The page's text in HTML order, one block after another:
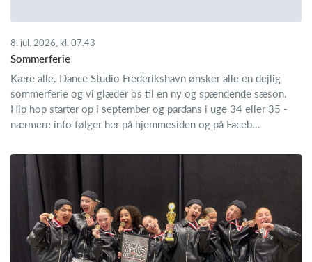
8. jul. 2026, kl. 07.43
Sommerferie
Kære alle. Dance Studio Frederikshavn ønsker alle en dejlig
sommerferie og vi glæder os til en ny og spændende sæson.
Hip hop starter op i september og pardans i uge 34 eller 35 -
nærmere info følger her på hjemmesiden og på Faceb...